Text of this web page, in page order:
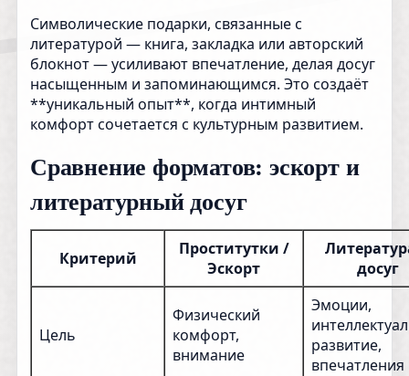
Символические подарки, связанные с
литературой — книга, закладка или авторский
блокнот — усиливают впечатление, делая досуг
насыщенным и запоминающимся. Это создаёт
**уникальный опыт**, когда интимный
комфорт сочетается с культурным развитием.
Сравнение форматов: эскорт и
литературный досуг
Критерий
Проститутки /
Эскорт
досуг
Цель
Физический
комфорт,
внимание
Эмоции,
развитие,
впечатления